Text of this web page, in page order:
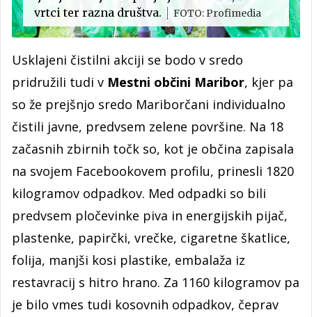
vrtci ter razna društva.
FOTO: Profimedia
Usklajeni čistilni akciji se bodo v sredo
pridružili tudi v Mestni občini Maribor, kjer pa
so že prejšnjo sredo Mariborčani individualno
čistili javne, predvsem zelene površine. Na 18
začasnih zbirnih točk so, kot je občina zapisala
na svojem Facebookovem profilu, prinesli 1820
kilogramov odpadkov. Med odpadki so bili
predvsem pločevinke piva in energijskih pijač,
plastenke, papirčki, vrečke, cigaretne škatlice,
folija, manjši kosi plastike, embalaža iz
restavracij s hitro hrano. Za 1160 kilogramov pa
je bilo vmes tudi kosovnih odpadkov, čeprav